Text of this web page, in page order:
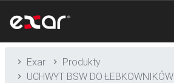
Exar
Produkty
UCHWYT BSW DO ŁEBKOWNIKÓW